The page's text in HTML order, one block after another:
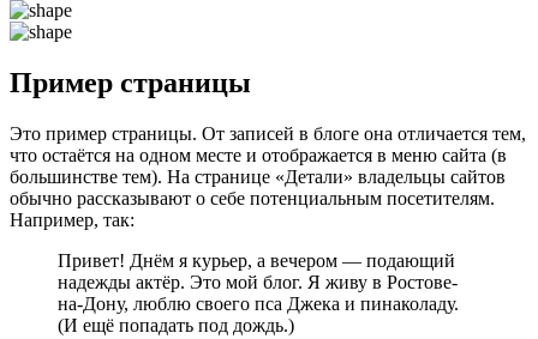
Пример страницы
Это пример страницы. От записей в блоге она отличается тем,
что остаётся на одном месте и отображается в меню сайта (в
большинстве тем). На странице «Детали» владельцы сайтов
обычно рассказывают о себе потенциальным посетителям.
Например, так:
Привет! Днём я курьер, а вечером — подающий
надежды актёр. Это мой блог. Я живу в Ростове-
на-Дону, люблю своего пса Джека и пинаколаду.
(И ещё попадать под дождь.)